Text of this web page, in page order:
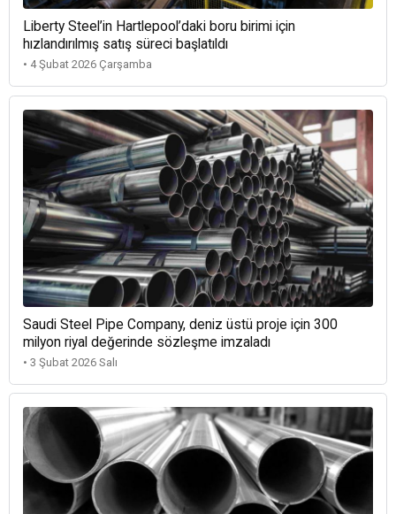
Liberty Steel’in Hartlepool’daki boru birimi için
hızlandırılmış satış süreci başlatıldı
• 4 Şubat 2026 Çarşamba
Saudi Steel Pipe Company, deniz üstü proje için 300
milyon riyal değerinde sözleşme imzaladı
• 3 Şubat 2026 Salı